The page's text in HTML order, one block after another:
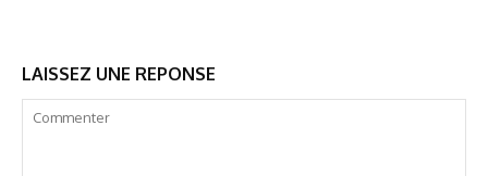
LAISSEZ UNE REPONSE